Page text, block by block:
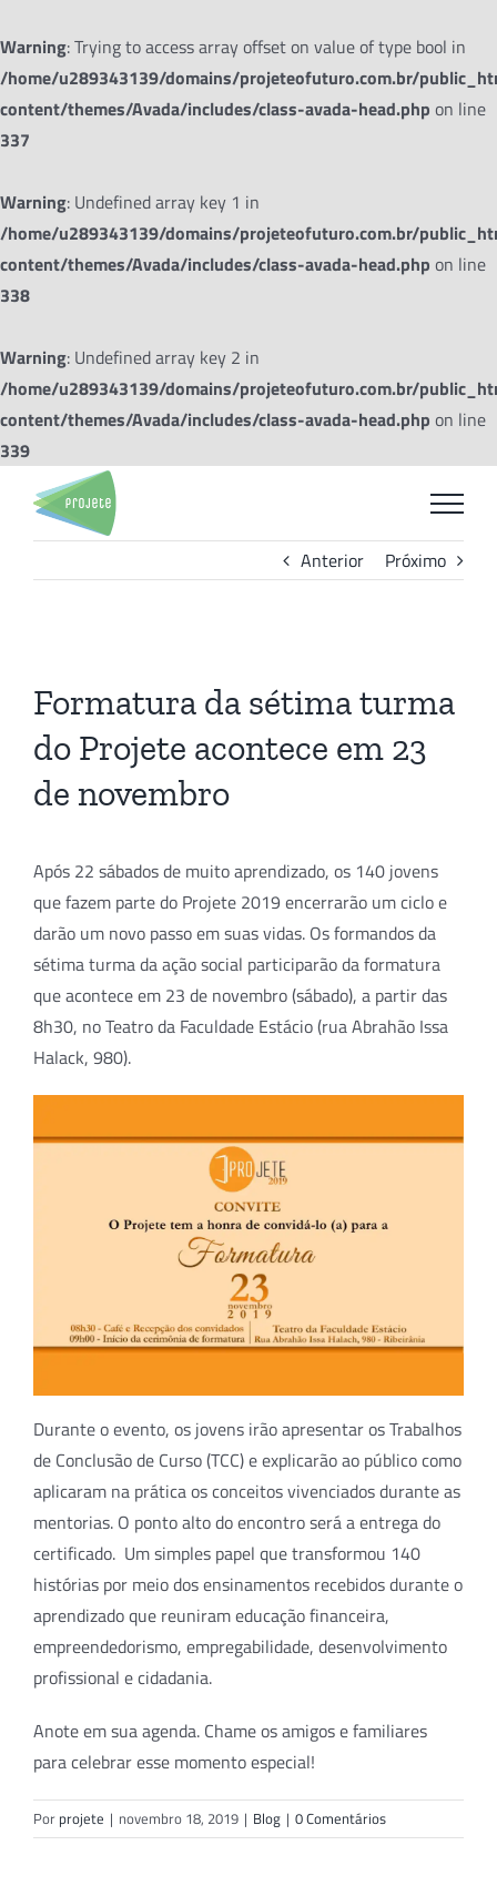
Warning: Trying to access array offset on value of type bool in
/home/u289343139/domains/projeteofuturo.com.br/
content/themes/Avada/includes/class-avada-head.php on line
337
Warning: Undefined array key 1 in
/home/u289343139/domains/projeteofuturo.com.br/
content/themes/Avada/includes/class-avada-head.php on line
338
Warning: Undefined array key 2 in
/home/u289343139/domains/projeteofuturo.com.br/
content/themes/Avada/includes/class-avada-head.php on line
339
conteúdo
Anterior Próximo
Larger
Image
Formatura da sétima turma
do Projete acontece em 23
de novembro
Após 22 sábados de muito aprendizado, os 140 jovens
que fazem parte do Projete 2019 encerrarão um ciclo e
darão um novo passo em suas vidas. Os formandos da
sétima turma da ação social participarão da formatura
que acontece em 23 de novembro (sábado), a partir das
8h30, no Teatro da Faculdade Estácio (rua Abrahão Issa
Halack, 980).
Durante o evento, os jovens irão apresentar os Trabalhos
de Conclusão de Curso (TCC) e explicarão ao público como
aplicaram na prática os conceitos vivenciados durante as
mentorias. O ponto alto do encontro será a entrega do
certificado. Um simples papel que transformou 140
histórias por meio dos ensinamentos recebidos durante o
aprendizado que reuniram educação financeira,
empreendedorismo, empregabilidade, desenvolvimento
profissional e cidadania.
Anote em sua agenda. Chame os amigos e familiares
para celebrar esse momento especial!
Por projete | novembro 18, 2019 | Blog | 0 Comentários